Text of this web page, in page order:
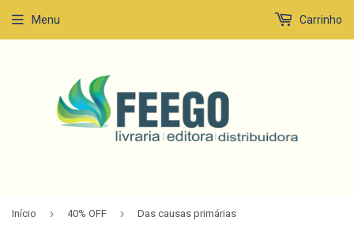
Menu Carrinho
Início › 40% OFF › Das causas primárias